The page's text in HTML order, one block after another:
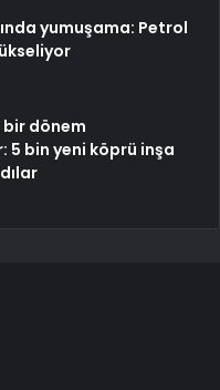
yumuşama: Petrol
bir dönem
bin yeni köprü inşa